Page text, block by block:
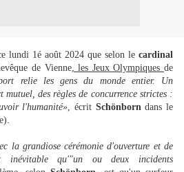
lundi 1é août 2024 que selon le cardinal
de Vienne, les Jeux Olympiques de
relie les gens du monde entier. Un
mutuel, des règles de concurrence strictes :
l'humanité», écrit Schönborndans le
la grandiose cérémonie d'ouverture et de
inévitable qu'"un ou deux incidents